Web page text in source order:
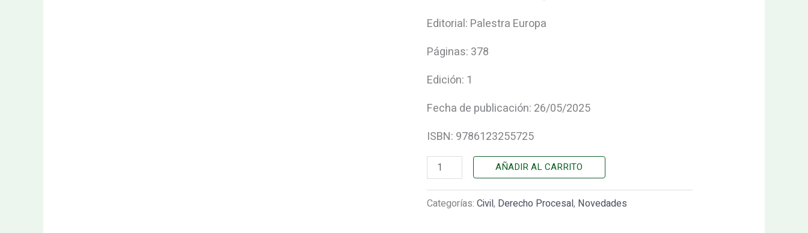
Editorial: Palestra Europa
Páginas: 378
Edición: 1
Fecha de publicación: 26/05/2025
ISBN: 9786123255725
Aproximación
un
tratamiento
cantidad
AÑADIR AL CARRITO
Categorías:Civil, Derecho Procesal, Novedades